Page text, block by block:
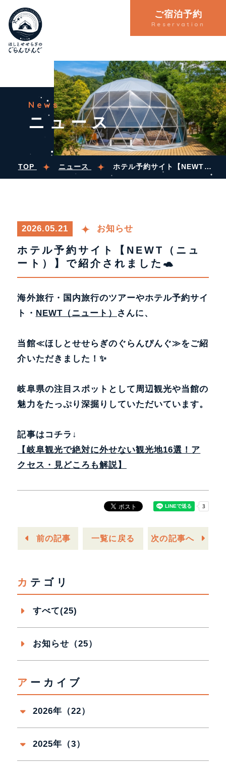
ご宿泊予約
Reservation
News
ニュース
TOP ニュース ホテル予約サイト【NEWT（ニュート）】で紹介されました🐢
2026.05.21 お知らせ
ホテル予約サイト【NEWT（ニュ
ート）】で紹介されました🐢
海外旅行・国内旅行のツアーやホテル予約サイ
ト・ NEWT（ニュート） さんに、
当館≪ほしとせせらぎのぐらんぴんぐ≫をご紹
介いただきました！✨
岐阜県の注目スポットとして周辺観光や当館の
魅力をたっぷり深掘りしていただいています。
記事はコチラ↓
【岐阜観光で絶対に外せない観光地16選！ア
クセス・見どころも解説】
前の記事 一覧に戻る 次の記事へ
カテゴリ
すべて(25)
お知らせ（25）
アーカイブ
2026年（22）
2025年（3）